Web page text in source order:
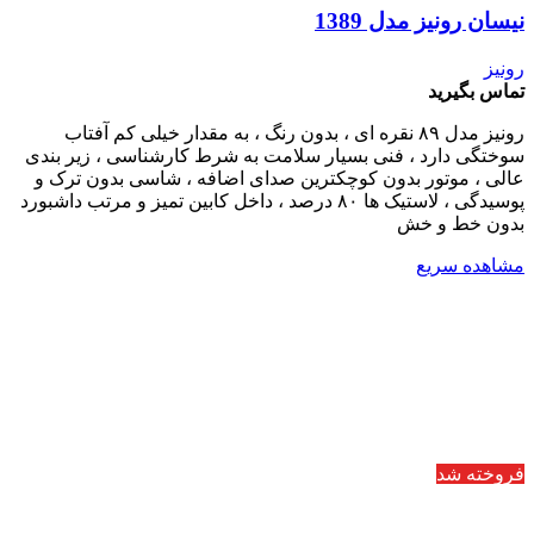
نیسان رونیز مدل 1389
رونیز
تماس بگیرید
رونیز مدل ۸۹ نقره ای ، بدون رنگ ، به مقدار خیلی کم آفتاب
سوختگی دارد ، فنی بسیار سلامت به شرط کارشناسی ، زیر بندی
عالی ، موتور بدون کوچکترین صدای اضافه ، شاسی بدون ترک و
پوسیدگی ، لاستیک ها ۸۰ درصد ، داخل کابین تمیز و مرتب داشبورد
بدون خط و خش
مشاهده سریع
فروخته شد